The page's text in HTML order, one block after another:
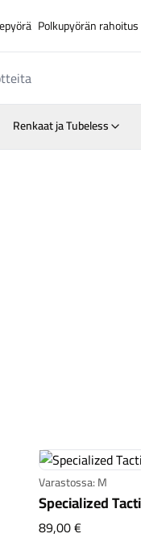
Polkupyörän rahoitus
Renkaat ja Tubeless
Varastossa: M
Specialized
89,00 €